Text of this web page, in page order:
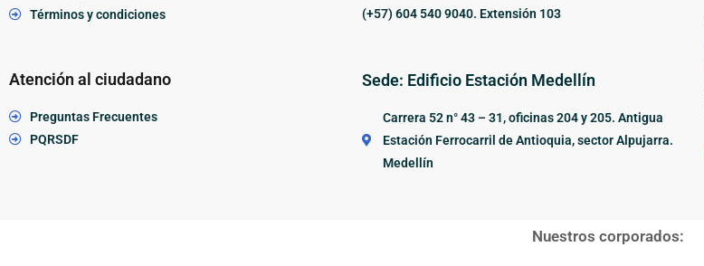
Términos y condiciones
Atención al ciudadano
Preguntas Frecuentes
PQRSDF
(+57) 604 540 9040. Extensión 103
Sede: Edificio Estación Medellín
Carrera 52 n° 43 – 31, oficinas 204 y 205. Antigua
Estación Ferrocarril de Antioquia, sector Alpujarra.
Medellín
Nuestros corporados: